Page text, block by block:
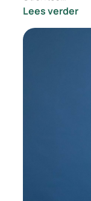
Lees verder: